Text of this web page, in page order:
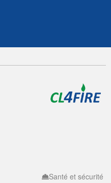
Santé et sécurité